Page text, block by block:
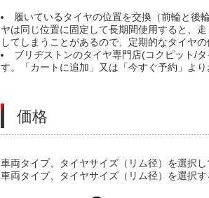
履いているタイヤの位置を交換（前輪と後
ヤは同じ位置に固定して長期間使用すると、
してしまうことがあるので、定期的なタイヤ
ブリヂストンのタイヤ専門店(コクピット/
す。「カートに追加」又は「今すぐ予約」より
価格
VARIATIONS
車両タイプ、タイヤサイズ（リム径）を選択し
車両タイプ、タイヤサイズ（リム径）を選択す